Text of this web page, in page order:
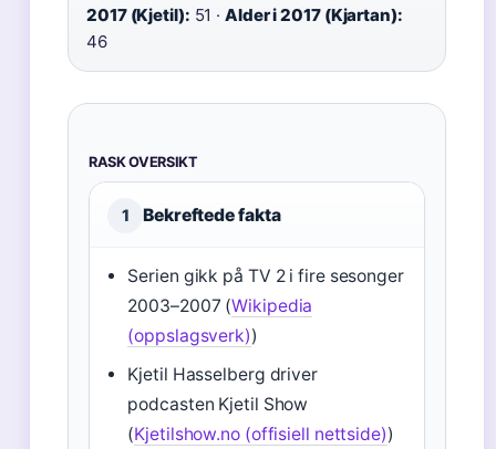
2017 (Kjetil): 51 ·Alder i 2017 (Kjartan):
46
RASK OVERSIKT
1 Bekreftede fakta
Serien gikk på TV 2 i fire sesonger
2003–2007 (Wikipedia
(oppslagsverk))
Kjetil Hasselberg driver
podcasten Kjetil Show
(Kjetilshow.no (offisiell nettside))